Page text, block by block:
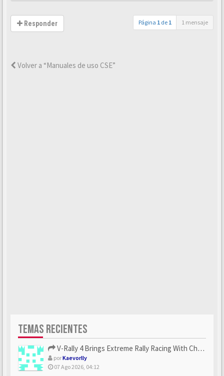
Responder Página 1 de 1 1 mensaje
Volver a “Manuales de uso CSE”
TEMAS RECIENTES
V-Rally 4 Brings Extreme Rally Racing With Challenging Track...
porKaevorlly
07 Ago 2026, 04:12